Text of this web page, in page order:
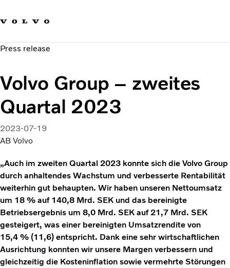
Sustainable Transportation
News & Media
About us
Press release
Volvo Group – zweites
Quartal 2023
2023-07-19
AB Volvo
„Auch im zweiten Quartal 2023 konnte sich die Volvo Group
durch anhaltendes Wachstum und verbesserte Rentabilität
weiterhin gut behaupten. Wir haben unseren Nettoumsatz
um 18 % auf 140,8 Mrd. SEK und das bereinigte
Betriebsergebnis um 8,0 Mrd. SEK auf 21,7 Mrd. SEK
gesteigert, was einer bereinigten Umsatzrendite von
15,4 % (11,6) entspricht. Dank eine sehr wirtschaftlichen
Ausrichtung konnten wir unsere Margen verbessern und
gleichzeitig die Kosteninflation sowie vermehrte Störungen